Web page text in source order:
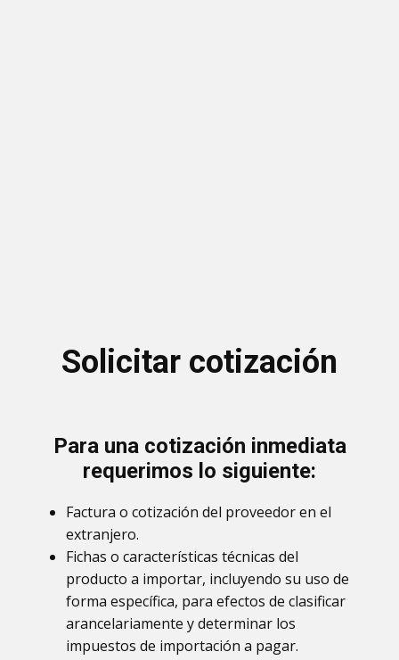
Solicitar cotización
Para una cotización inmediata
requerimos lo siguiente:
Factura o cotización del proveedor en el
extranjero.
Fichas o características técnicas del
producto a importar, incluyendo su uso de
forma específica, para efectos de clasificar
arancelariamente y determinar los
impuestos de importación a pagar.